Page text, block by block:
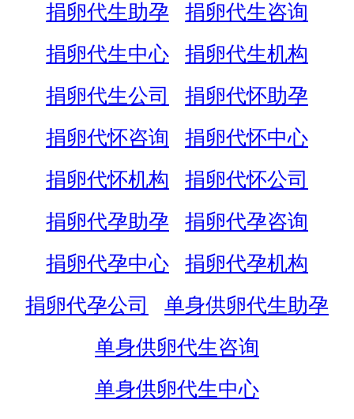
捐卵代生助孕
捐卵代生咨询
捐卵代生中心
捐卵代生机构
捐卵代生公司
捐卵代怀助孕
捐卵代怀咨询
捐卵代怀中心
捐卵代怀机构
捐卵代怀公司
捐卵代孕助孕
捐卵代孕咨询
捐卵代孕中心
捐卵代孕机构
捐卵代孕公司
单身供卵代生助孕
单身供卵代生咨询
单身供卵代生中心